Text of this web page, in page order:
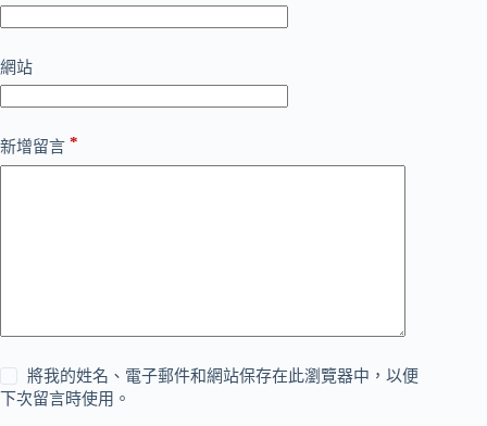
網站
新增留言 *
將我的姓名、電子郵件和網站保存在此瀏覽器中，以便
下次留言時使用。